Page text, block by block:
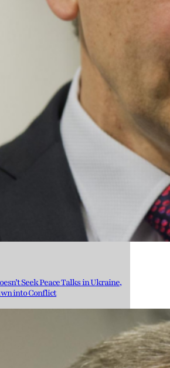
Seek Peace Talks in Ukraine,
into Conflict